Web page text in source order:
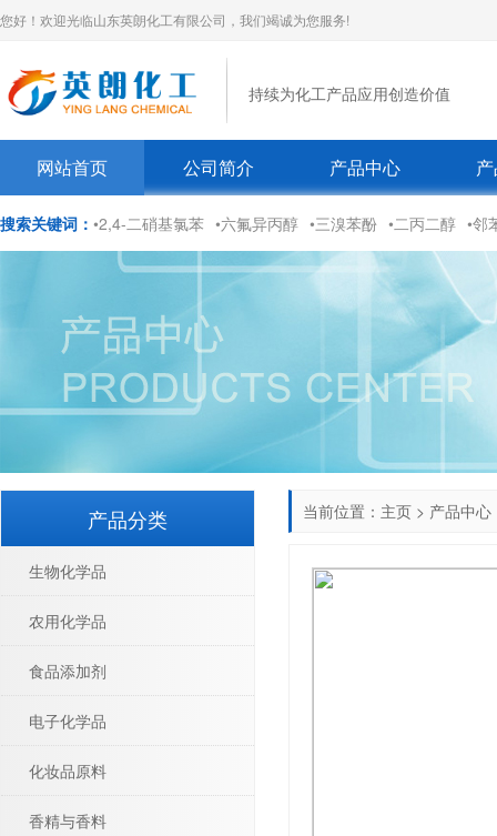
您好！欢迎光临山东英朗化工有限公司，我们竭诚为您服务!
持续为化工产品应用创造价值
网站首页 公司简介 产品中心
搜索关键词： •2,4-二硝基氯苯 •六氟异丙醇 •三溴苯酚 •二丙二醇 •邻
当前位置： 主页 > 产品中心
产品分类
生物化学品
农用化学品
食品添加剂
电子化学品
化妆品原料
香精与香料